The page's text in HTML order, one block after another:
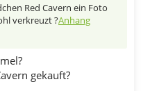
Red Cavern ein Foto
verkreuzt ?Anhang
gekauft?